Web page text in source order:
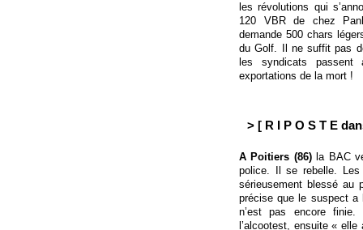
les révolutions qui
120 VBR de chez
demande 500 chars
du Golf. Il ne suffit pas
les syndicats
exportations de la mort !
> [ R I P O S T E
A Poitiers (86)la BAC
police. Il se rebelle.
sérieusement blessé au
précise que le suspect a
n’est pas encore finie.
l’alcootest, ensuite «